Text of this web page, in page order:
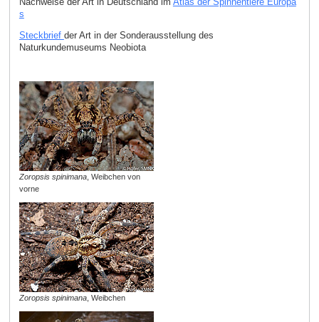
s
Steckbrief der Art in der Sonderausstellung des
Naturkundemuseums Neobiota
Zoropsis spinimana, Weibchen von
vorne
Zoropsis spinimana, Weibchen